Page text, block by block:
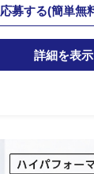
Global/Regional
欧州/北米/中国へ
・Global CCoE
モニタリング/管
・現地IT部門と
・日本側クラウ
応募する(簡単無
詳細を表示